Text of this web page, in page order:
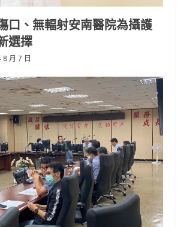
口、無輻射安南醫院為攝護
選擇
8 月 7 日